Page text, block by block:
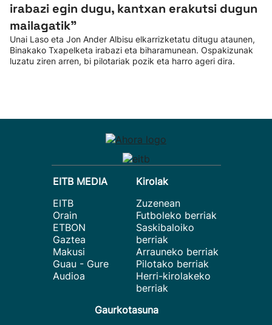
irabazi egin dugu, kantxan erakutsi dugun
mailagatik”
Unai Laso eta Jon Ander Albisu elkarrizketatu ditugu ataunen,
Binakako Txapelketa irabazi eta biharamunean. Ospakizunak
luzatu ziren arren, bi pilotariak pozik eta harro ageri dira.
EITB MEDIA
EITB
Orain
ETBON
Gaztea
Makusi
Guau - Gure
Audioa
Kirolak
Zuzenean
Futboleko berriak
Saskibaloiko
berriak
Arrauneko berriak
Pilotako berriak
Herri-kirolakeko
berriak
Gaurkotasuna